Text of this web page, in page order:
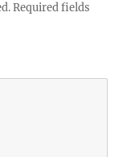
Required fields